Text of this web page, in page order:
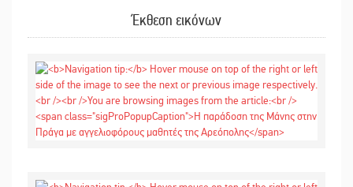
Έκθεση εικόνων